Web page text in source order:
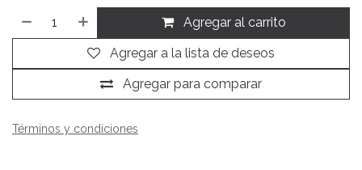
Agregar al carrito
Agregar para comparar
Agregar a la lista de deseos
Términos y condiciones